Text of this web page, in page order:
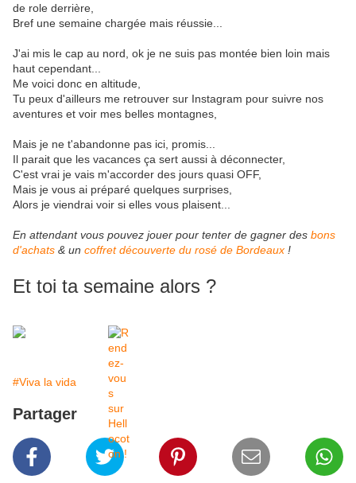
de role derrière,
Bref une semaine chargée mais réussie...
J'ai mis le cap au nord, ok je ne suis pas montée bien loin mais
haut cependant...
Me voici donc en altitude,
Tu peux d'ailleurs me retrouver sur Instagram pour suivre nos
aventures et voir mes belles montagnes,
Mais je ne t'abandonne pas ici, promis...
Il parait que les vacances ça sert aussi à déconnecter,
C'est vrai je vais m'accorder des jours quasi OFF,
Mais je vous ai préparé quelques surprises,
Alors je viendrai voir si elles vous plaisent...
En attendant vous pouvez jouer pour tenter de gagner des bons
d'achats & un coffret découverte du rosé de Bordeaux !
Et toi ta semaine alors ?
#Viva la vida
Partager